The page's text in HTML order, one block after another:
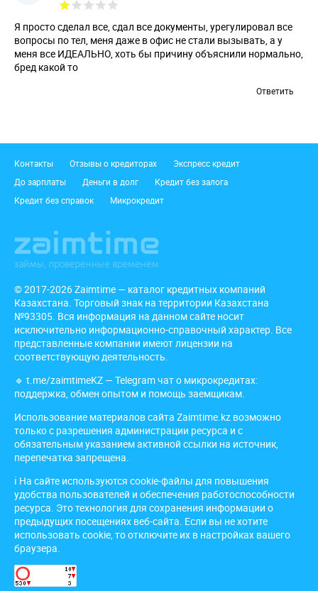
Я просто сделал все, сдал все документы, урегулировал все
вопросы по тел, меня даже в офис не стали вызывать, а у
меня все ИДЕАЛЬНО, хоть бы причину объяснили нормально,
бред какой то
Ответить
Подвал
Контакты Отзывы о кредиторах
Экспресс кредит
До зарплаты
Деньги в долг
Кредит без залога
Кредит без справок
Микрокредит
© 2017-2026 Zaimtime — каталог кредитных компаний
Казахстана. Торговый знак на территории Казахстана
№93305. Вся информация на данном сайте носит
исключительно информационно-справочный характер. Все
представленные компании имеют лицензии на
соответствующую деятельность.
🔹 t.me/zaimtimeKZ — Telegram чат о микрокредитах:
поддержка, обмен опытом и помощь заемщикам.
Использование материалов сайта Zaimtime.kz возможно
только с разрешения администрации ресурса и с
обязательным указанием активной ссылки на источник,
перепечатка запрещена.
ℹ️ На сайте используются cookie-файлы для повышения
удобства пользователей и обеспечения работоспособности
ресурса. Это технология для сохранения информации о
предыдущих посещениях веб-сайта. Если вы не хотите
использовать cookie, то отключите их в настройках вашего
браузера.